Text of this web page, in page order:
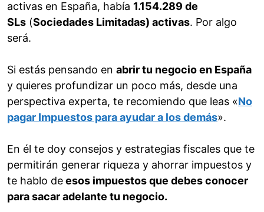
activas en España, había 1.154.289 de
SLs (Sociedades Limitadas) activas. Por algo
será.
Si estás pensando en abrir tu negocio en España
y quieres profundizar un poco más, desde una
perspectiva experta, te recomiendo que leas «No
pagar Impuestos para ayudar a los demás».
En él te doy consejos y estrategias fiscales que te
permitirán generar riqueza y ahorrar impuestos y
te hablo deesos impuestos que debes conocer
para sacar adelante tu negocio.